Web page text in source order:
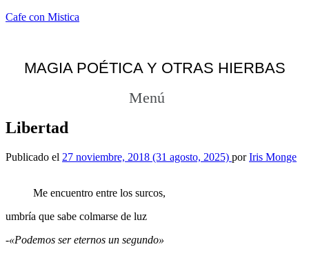
Cafe con Mistica
MAGIA POÉTICA Y OTRAS HIERBAS
Menú
Libertad
Publicado el 27 noviembre, 2018 (31 agosto, 2025) por Iris Monge
Me encuentro entre los surcos,
umbría que sabe colmarse de luz
-«Podemos ser eternos un segundo»